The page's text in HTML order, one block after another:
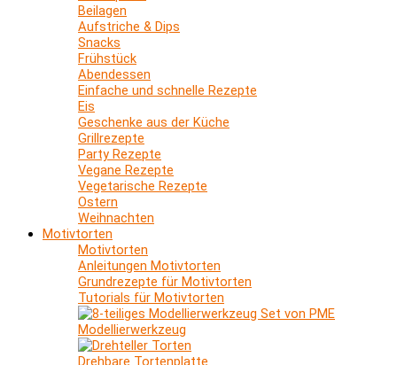
Beilagen
Aufstriche & Dips
Snacks
Frühstück
Abendessen
Einfache und schnelle Rezepte
Eis
Geschenke aus der Küche
Grillrezepte
Party Rezepte
Vegane Rezepte
Vegetarische Rezepte
Ostern
Weihnachten
Motivtorten
Motivtorten
Anleitungen Motivtorten
Grundrezepte für Motivtorten
Tutorials für Motivtorten
Modellierwerkzeug
Drehbare Tortenplatte